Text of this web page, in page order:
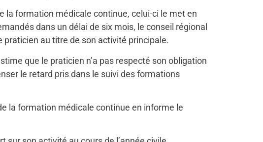
la formation médicale continue, celui-ci le met en
dans un délai de six mois, le conseil régional
au titre de son activité principale.
que le praticien n’a pas respecté son obligation
le retard pris dans le suivi des formations
la formation médicale continue en informe le